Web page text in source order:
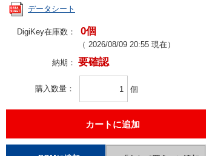
データシート
DigiKey在庫数： 0個
（ 2026/08/09 20:55 現在）
納期： 要確認
購入数量 個